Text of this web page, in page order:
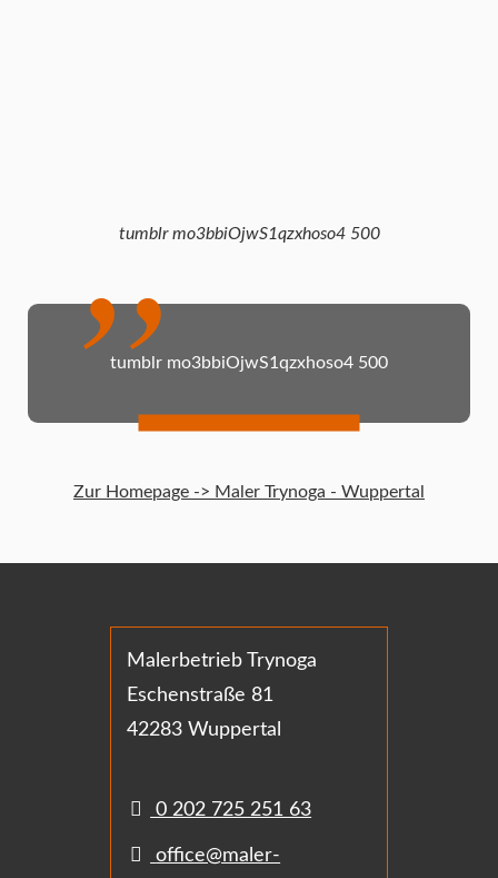
tumblr mo3bbiOjwS1qzxhoso4 500
tumblr mo3bbiOjwS1qzxhoso4 500
Zur Homepage -> Maler Trynoga - Wuppertal
Malerbetrieb Trynoga
Eschenstraße 81
42283 Wuppertal
0 202 725 251 63
office@maler-